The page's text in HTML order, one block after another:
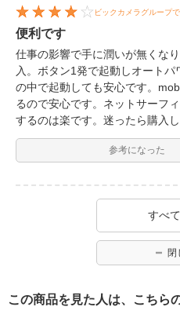
ビックカメラグループ
便利です
仕事の影響で手に潤いが無くな
入。ボタン1発で起動しオート
の中で起動しても安心です。
るので安心です。ネットサーフ
するのは楽です。迷ったら購入し
参考になった
すべ
閉
この商品を見た人は、こちら